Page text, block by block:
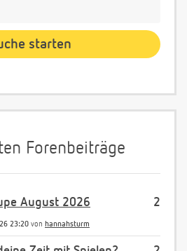
Forenbeiträge
2
August 2026
23:20 von hannahsturm